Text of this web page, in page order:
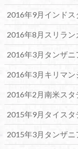
2016年9月インドス
2016年8月スリラ
2016年3月タンザ
2016年3月キリマ
2016年2月南米スタ
2015年9月タイスタ
2015年3月タンザ